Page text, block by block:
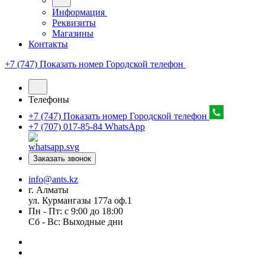
Информация
Реквизиты
Магазины
Контакты
+7 (747) Показать номер Городской телефон
Телефоны
+7 (747) Показать номер Городской телефон
+7 (707) 017-85-84 WhatsApp
Заказать звонок
info@ants.kz
г. Алматы
ул. Курмангазы 177а оф.1
Пн - Пт: с 9:00 до 18:00
Сб - Вс: Выходные дни